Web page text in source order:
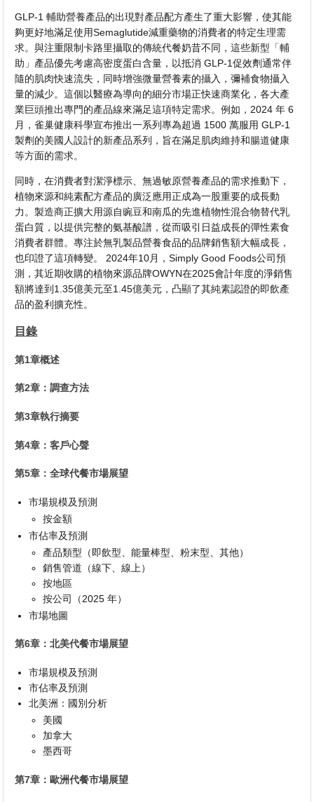
GLP-1 輔助營養產品的出現對產品配方產生了重大影響，使其能
夠更好地滿足使用Semaglutide減重藥物的消費者的特定生理需
求。與注重限制卡路里攝取的傳統代餐奶昔不同，這些新型「輔
助」產品優先考慮高密度蛋白含量，以抵消 GLP-1促效劑通常伴
隨的肌肉快速流失，同時增強微量營養素的攝入，彌補食物攝入
量的減少。這個以醫療為導向的細分市場正快速商業化，各大產
業巨頭推出專門的產品線來滿足這項特定需求。例如，2024 年 6
月，雀巢健康科學宣布推出一系列專為超過 1500 萬服用 GLP-1
製劑的美國人設計的新產品系列，旨在滿足肌肉維持和腸道健康
等方面的需求。
同時，在消費者對潔淨標示、無過敏原營養產品的需求推動下，
植物來源和純素配方產品的廣泛應用正成為一股重要的成長動
力。製造商正擴大用源自豌豆和南瓜的先進植物性混合物替代乳
蛋白質，以提供完整的氨基酸譜，從而吸引日益成長的彈性素食
消費者群體。專注於無乳製品營養食品的品牌銷售額大幅成長，
也印證了這項轉變。 2024年10月，Simply Good Foods公司預
測，其近期收購的植物來源品牌OWYN在2025會計年度的淨銷售
額將達到1.35億美元至1.45億美元，凸顯了其純素認證的即飲產
品的盈利擴充性。
目錄
第1章概述
第2章：調查方法
第3章執行摘要
第4章：客戶心聲
第5章：全球代餐市場展望
市場規模及預測
按金額
市佔率及預測
產品類型（即飲型、能量棒型、粉末型、其他）
銷售管道（線下、線上）
按地區
按公司（2025 年）
市場地圖
第6章：北美代餐市場展望
市場規模及預測
市佔率及預測
北美洲：國別分析
美國
加拿大
墨西哥
第7章：歐洲代餐市場展望